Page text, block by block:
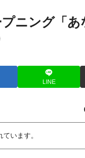
プニング「
LINE
います。